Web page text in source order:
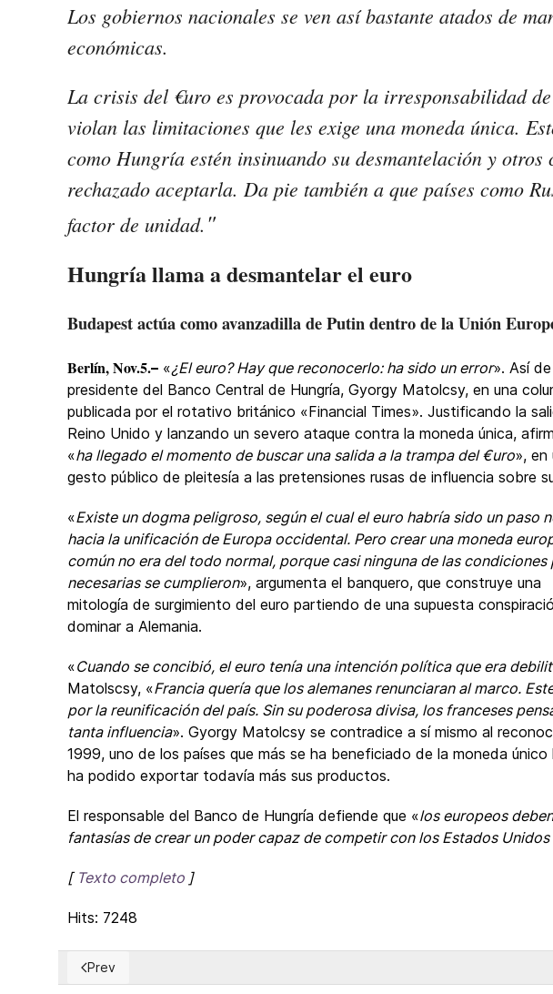
Los gobiernos nacionales se ven así bastante atados de
económicas.
La crisis del €uro es provocada por la irresponsabilidad
violan las limitaciones que les exige una moneda única.
como Hungría estén insinuando su desmantelación y
rechazado aceptarla. Da pie también a que países como
factor de unidad. "
Hungría llama a desmantelar el euro
Budapest actúa como avanzadilla de Putin dentro de la Unión
Berlín, Nov.5.– «¿El euro? Hay que reconocerlo: ha sido un error». Así
presidente del Banco Central de Hungría, Gyorgy Matolcsy, en una
publicada por el rotativo británico «Financial Times». Justificando la
Reino Unido y lanzando un severo ataque contra la moneda única,
«ha llegado el momento de buscar una salida a la trampa del €uro», en
gesto público de pleitesía a las pretensiones rusas de influencia sobre
«Existe un dogma peligroso, según el cual el euro habría sido un paso
hacia la unificación de Europa occidental. Pero crear una moneda
común no era del todo normal, porque casi ninguna de las condiciones
necesarias se cumplieron», argumenta el banquero, que construye una
mitología de surgimiento del euro partiendo de una supuesta
dominar a Alemania.
«Cuando se concibió, el euro tenía una intención política que era
Matolscsy, «Francia quería que los alemanes renunciaran al marco.
por la reunificación del país. Sin su poderosa divisa, los franceses
tanta influencia». Gyorgy Matolcsy se contradice a sí mismo al
1999, uno de los países que más se ha beneficiado de la moneda
ha podido exportar todavía más sus productos.
El responsable del Banco de Hungría defiende que «los europeos
fantasías de crear un poder capaz de competir con los Estados Unidos
[ Texto completo ]
Hits: 7248
Previous article: ¿Qué son los BRICS y cuál es su peso en el mundo?
Prev